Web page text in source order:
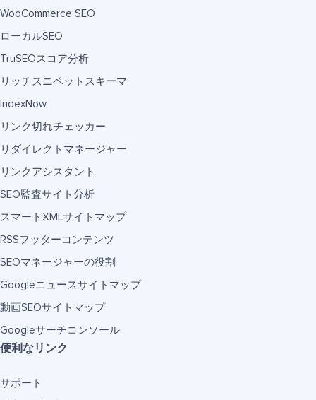
WooCommerce SEO
ローカルSEO
TruSEOスコア分析
リッチスニペットスキーマ
IndexNow
リンク切れチェッカー
リダイレクトマネージャー
リンクアシスタント
SEO監査サイト分析
スマートXMLサイトマップ
RSSフッターコンテンツ
SEOマネージャーの役割
Googleニュースサイトマップ
動画SEOサイトマップ
Googleサーチコンソール
便利なリンク
サポート